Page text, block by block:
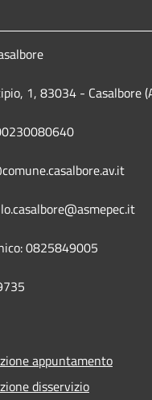
1, 83034 - Casalbore
0825849005
appuntamento
disservizio